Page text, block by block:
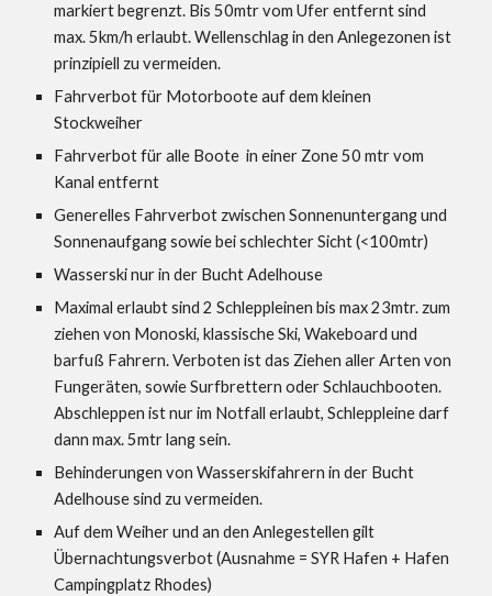
markiert begrenzt. Bis 50mtr vom Ufer entfernt sind
max. 5km/h erlaubt. Wellenschlag in den Anlegezonen ist
prinzipiell zu vermeiden.
Fahrverbot für Motorboote auf dem kleinen
Stockweiher
Fahrverbot für alle Boote in einer Zone 50 mtr vom
Kanal entfernt
Generelles Fahrverbot zwischen Sonnenuntergang und
Sonnenaufgang sowie bei schlechter Sicht (<100mtr)
Wasserski nur in der Bucht Adelhouse
Maximal erlaubt sind 2 Schleppleinen bis max 23mtr. zum
ziehen von Monoski, klassische Ski, Wakeboard und
barfuß Fahrern. Verboten ist das Ziehen aller Arten von
Fungeräten, sowie Surfbrettern oder Schlauchbooten.
Abschleppen ist nur im Notfall erlaubt, Schleppleine darf
dann max. 5mtr lang sein.
Behinderungen von Wasserskifahrern in der Bucht
Adelhouse sind zu vermeiden.
Auf dem Weiher und an den Anlegestellen gilt
Übernachtungsverbot(Ausnahme = SYR Hafen + Hafen
Campingplatz Rhodes)